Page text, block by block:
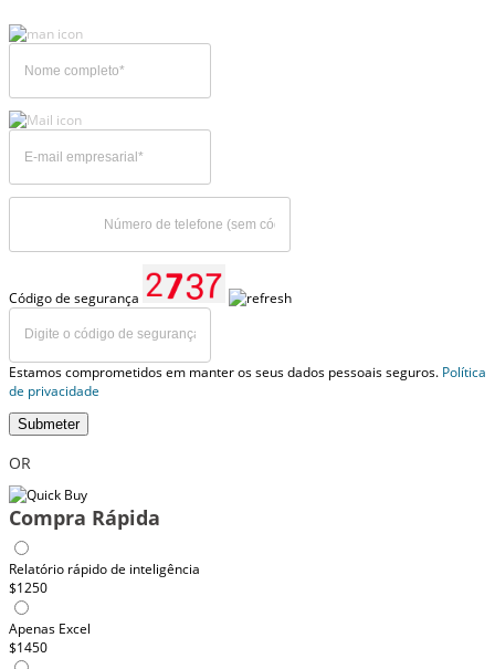
Código de segurança
Estamos comprometidos em manter os seus dados pessoais seguros. Política
de privacidade
Submeter
OR
Compra Rápida
Relatório rápido de inteligência
$1250
Apenas Excel
$1450